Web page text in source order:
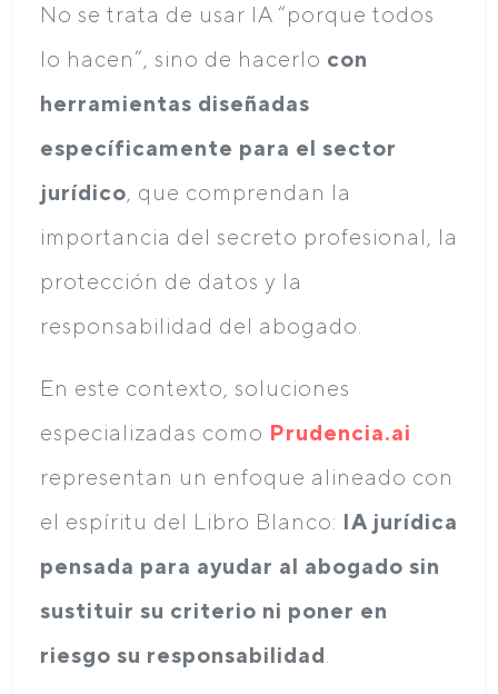
No se trata de usar IA “porque todos
lo hacen”, sino de hacerlo con
herramientas diseñadas
específicamente para el sector
jurídico , que comprendan la
importancia del secreto profesional, la
protección de datos y la
responsabilidad del abogado.
En este contexto, soluciones
especializadas como Prudencia.ai
representan un enfoque alineado con
el espíritu del Libro Blanco: IA jurídica
pensada para ayudar al abogado sin
sustituir su criterio ni poner en
riesgo su responsabilidad